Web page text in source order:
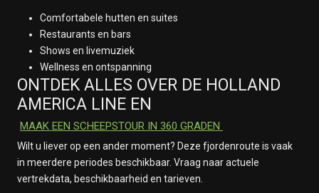
Comfortabele hutten en suites
Restaurants en bars
Shows en livemuziek
Wellness en ontspanning
ONTDEK ALLES OVER DE HOLLAND
AMERICA LINE EN
MAAK EEN SCHEEPSTOUR IN 360 GRADEN
Wilt u liever op een ander moment? Deze fjordenroute is vaak
in meerdere periodes beschikbaar. Vraag naar actuele
vertrekdata, beschikbaarheid en tarieven.